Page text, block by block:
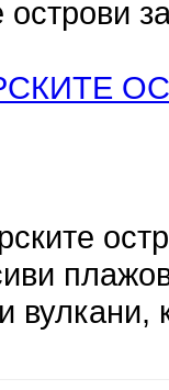
острови